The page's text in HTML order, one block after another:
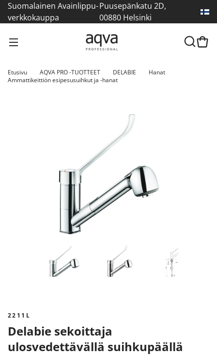
Suomalainen Avainlippu-
verkkokauppa
Puusepänkatu 2D,
00880 Helsinki
Etusivu AQVA PRO -TUOTTEET DELABIE
Hanat
Ammattikeittiön esipesusuihkut ja -hanat
2211L
Delabie sekoittaja
ulosvedettävällä suihkupäällä